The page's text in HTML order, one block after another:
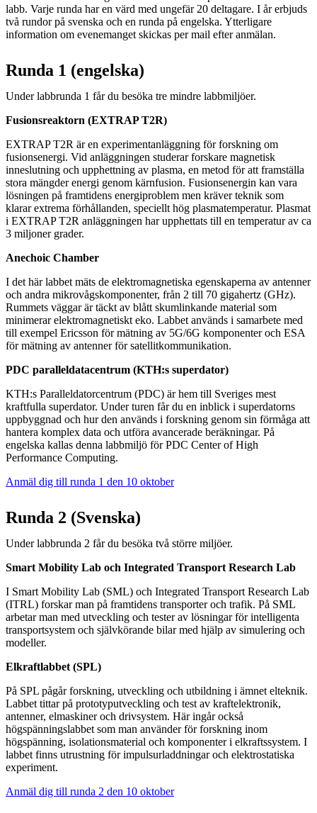
labb. Varje runda har en värd med ungefär 20 deltagare. I år erbjuds
två rundor på svenska och en runda på engelska. Ytterligare
information om evenemanget skickas per mail efter anmälan.
Runda 1 (engelska)
Under labbrunda 1 får du besöka tre mindre labbmiljöer.
Fusionsreaktorn (EXTRAP T2R)
EXTRAP T2R är en experimentanläggning för forskning om
fusionsenergi. Vid anläggningen studerar forskare magnetisk
inneslutning och upphettning av plasma, en metod för att framställa
stora mängder energi genom kärnfusion. Fusionsenergin kan vara
lösningen på framtidens energiproblem men kräver teknik som
klarar extrema förhållanden, speciellt hög plasmatemperatur. Plasmat
i EXTRAP T2R anläggningen har upphettats till en temperatur av ca
3 miljoner grader.
Anechoic Chamber
I det här labbet mäts de elektromagnetiska egenskaperna av antenner
och andra mikrovågskomponenter, från 2 till 70 gigahertz (GHz).
Rummets väggar är täckt av blått skumlinkande material som
minimerar elektromagnetiskt eko. Labbet används i samarbete med
till exempel Ericsson för mätning av 5G/6G komponenter och ESA
för mätning av antenner för satellitkommunikation.
PDC paralleldatacentrum (KTH:s superdator)
KTH:s Paralleldatorcentrum (PDC) är hem till Sveriges mest
kraftfulla superdator. Under turen får du en inblick i superdatorns
uppbyggnad och hur den används i forskning genom sin förmåga att
hantera komplex data och utföra avancerade beräkningar. På
engelska kallas denna labbmiljö för PDC Center of High
Performance Computing.
Anmäl dig till runda 1 den 10 oktober
Runda 2 (Svenska)
Under labbrunda 2 får du besöka två större miljöer.
Smart Mobility Lab och Integrated Transport Research Lab
I Smart Mobility Lab (SML) och Integrated Transport Research Lab
(ITRL) forskar man på framtidens transporter och trafik. På SML
arbetar man med utveckling och tester av lösningar för intelligenta
transportsystem och självkörande bilar med hjälp av simulering och
modeller.
Elkraftlabbet (SPL)
På SPL pågår forskning, utveckling och utbildning i ämnet elteknik.
Labbet tittar på prototyputveckling och test av kraftelektronik,
antenner, elmaskiner och drivsystem. Här ingår också
högspänningslabbet som man använder för forskning inom
högspänning, isolationsmaterial och komponenter i elkraftssystem. I
labbet finns utrustning för impulsurladdningar och elektrostatiska
experiment.
Anmäl dig till runda 2 den 10 oktober